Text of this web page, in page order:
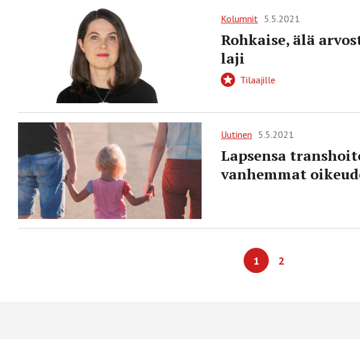
Kolumnit 5.5.2021
Rohkaise, älä
laji
Tilaajille
Uutinen 5.5.2021
Lapsensa
vanhemmat
1 2